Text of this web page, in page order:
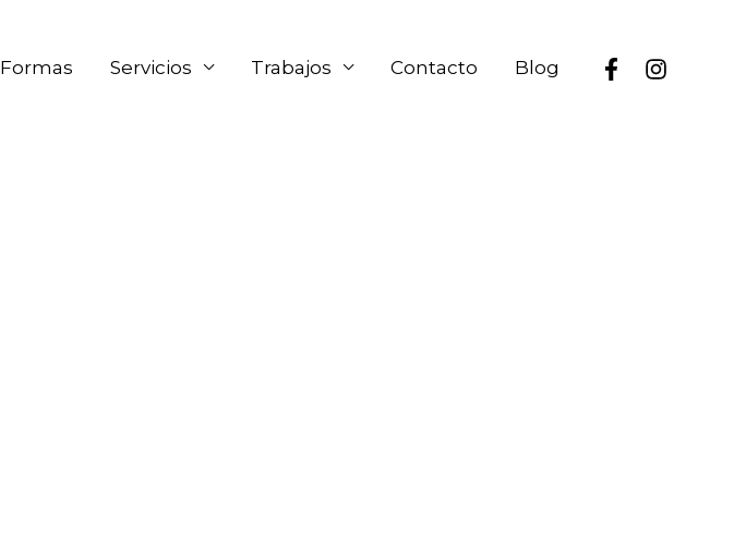
Formas Servicios Trabajos Contacto Blog